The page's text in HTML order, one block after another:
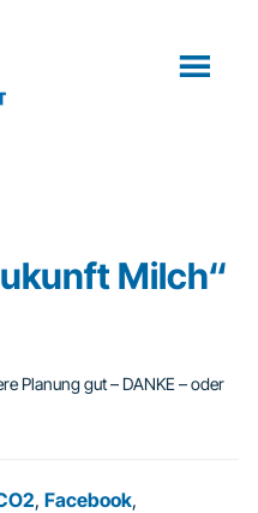
Milch“
Planung gut – DANKE – oder
, Facebook,